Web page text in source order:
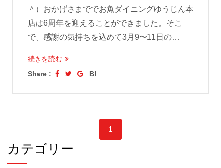
＾）おかげさまででお魚ダイニングゆうじん本
店は6周年を迎えることができました。そこ
で、感謝の気持ちを込めて3月9〜11日の…
続きを読む
Share :
B!
1
カテゴリー